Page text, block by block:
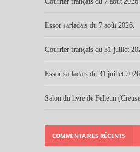
Essor sarladais du 7 août 2026.
Courrier français du 31 juillet
Essor sarladais du 31 juillet
Salon du livre de Felletin
COMMENTAIRES RÉCENTS